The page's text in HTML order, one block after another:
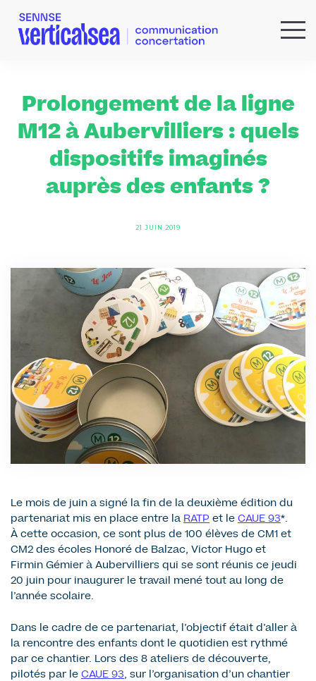
ACTUS & IDÉES
NEWSLETTER
Prolongement de la ligne
M12 à Aubervilliers : quels
dispositifs imaginés
auprès des enfants ?
21 JUIN 2019
Le mois de juin a signé la fin de la deuxième édition du
partenariat mis en place entre la RATP et le CAUE 93*.
À cette occasion, ce sont plus de 100 élèves de CM1 et
CM2 des écoles Honoré de Balzac, Victor Hugo et
Firmin Gémier à Aubervilliers qui se sont réunis ce jeudi
20 juin pour inaugurer le travail mené tout au long de
l’année scolaire.
Dans le cadre de ce partenariat, l’objectif était d’aller à
la rencontre des enfants dont le quotidien est rythmé
par ce chantier. Lors des 8 ateliers de découverte,
pilotés par le CAUE 93, sur l’organisation d’un chantier